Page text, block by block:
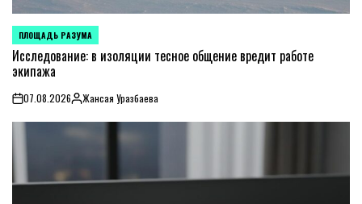
POSTED
IN
ПЛОЩАДЬ РАЗУМА
Исследование: в изоляции тесное общение вредит работе
экипажа
on07.08.2026PostedЖансая Уразбаева